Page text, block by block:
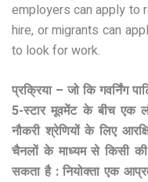
employers can apply to
hire, or migrants can
to look for work.
प्रक्रिया – जो कि गवर्निंग
5-स्टार मूवमेंट के बीच एक
नौकरी श्रेणियों के लिए
चैनलों के माध्यम से किसी
सकता है : नियोक्ता एक